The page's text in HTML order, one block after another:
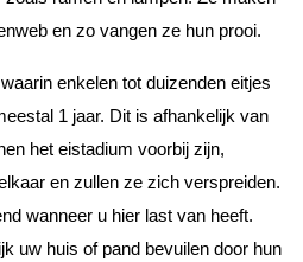
en zo vangen ze hun prooi.
enkelen tot duizenden eitjes
1 jaar. Dit is afhankelijk van
het eistadium voorbij zijn,
en zullen ze zich verspreiden.
wanneer u hier last van heeft.
uw huis of pand bevuilen door hun